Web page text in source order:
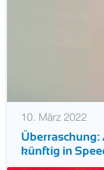
10. März 2022
Überraschung:
künftig in